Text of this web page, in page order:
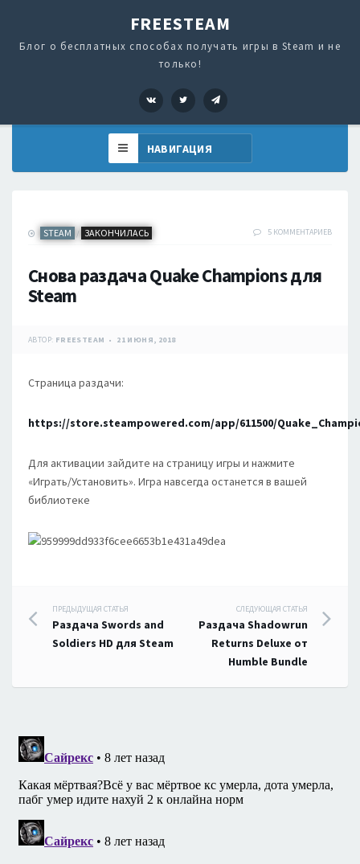
FREESTEAM
Блог о бесплатных способах получать игры в Steam и не
только!
VK Twitter
STEAM / ЗАКОНЧИЛАСЬ 5 КОММЕНТАРИЕВ
Снова раздача Quake Champions для
Steam
АВТОР: FREESTEAM 21 ИЮНЯ, 2018
Страница раздачи:
https://store.steampowered.com/app/611500/
Для активации зайдите на страницу игры и нажмите
«Играть/Установить». Игра навсегда останется в вашей
библиотеке
Навигация
по
записям
ПРЕДЫДУЩАЯ СТАТЬЯ
Раздача Swords and
Soldiers HD для Steam
СЛЕДУЮЩАЯ СТАТЬЯ
Раздача Shadowrun
Returns Deluxe от
Humble Bundle